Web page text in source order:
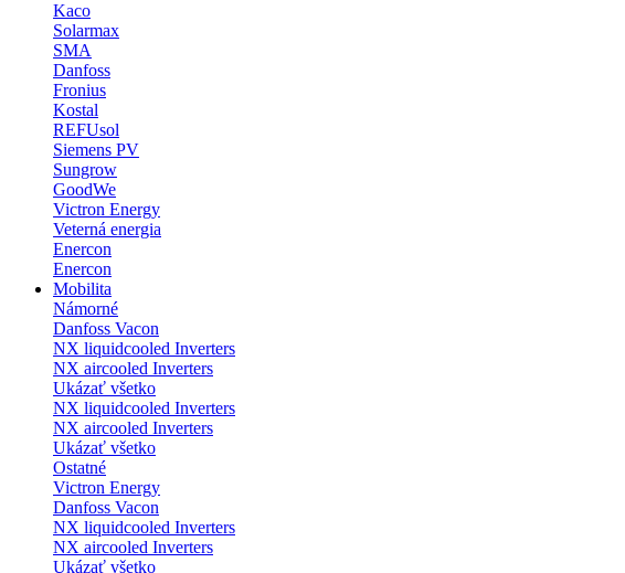
Kaco
Solarmax
SMA
Danfoss
Fronius
Kostal
REFUsol
Siemens PV
Sungrow
GoodWe
Victron Energy
Veterná energia
Enercon
Enercon
Mobilita
Námorné
Danfoss Vacon
NX liquidcooled Inverters
NX aircooled Inverters
Ukázať všetko
NX liquidcooled Inverters
NX aircooled Inverters
Ukázať všetko
Ostatné
Victron Energy
Danfoss Vacon
NX liquidcooled Inverters
NX aircooled Inverters
Ukázať všetko